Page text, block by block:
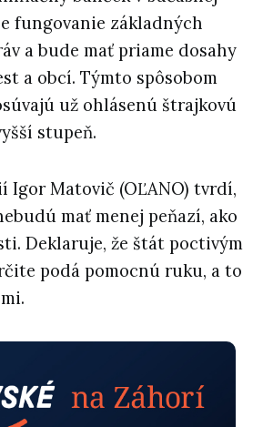
fungovanie základných
a bude mať priame dosahy
a obcí. Týmto spôsobom
už ohlásenú štrajkovú
stupeň.
Igor Matovič (OĽANO) tvrdí,
mať menej peňazí, ako
Deklaruje, že štát poctivým
podá pomocnú ruku, a to